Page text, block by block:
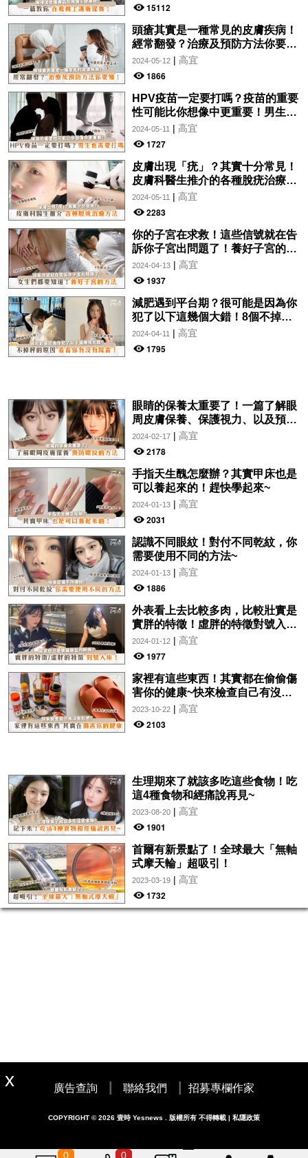
15112
頭瘡其實是一種常見的皮膚疾病！
經常翻發？治療及預防方法你要
知！
2024-05-12| 高宜
1866
HPV疫苗一定要打嗎？疫苗的重要
性可能比你想像中更重要！男生也
需要打嗎？
2024-05-11 | 高宜
1727
皮膚出現「疣」？其實十分常見！
皮膚科醫生推介的各種脫疣治療方
法分析！讓你一文了解~
2024-05-11 | 高宜
2283
你的子宮在求救！這些信號就在告
訴你子宮出問題了！養好子宮的方
法，女生們都要知道！
2024-04-13| 高宜
1937
減肥遇到平台期？很可能是因為你
犯了以下這幾個大錯！8個不掉秤
的原因，看看你有沒有踩雷！
2024-04-11 | 高宜
1795
眼睛的保養太重要了！一篇了解眼
周皮膚保養、保護視力、以及預防
眼紋的方法~
2024-02-17| 高宜
2178
手指天生醜怎麼辦？其實甲床也是
可以養起來的！趕快學起來~
2024-01-13| 高宜
2031
認識不同眼紋！對付不同乾紋，你
需要使用不同的方法~
2024-01-13| 高宜
1886
外表看上去比較多肉，比較壯實是
實胖的特徵！虛胖的特徵對號入
座！
2024-01-12| 高宜
1977
家裡有這些東西！其實都在偷偷傷
害你的健康~快來檢查自己有沒有
犯吧！
2023-10-22| 高宜
2103
生理期來了就該多吃這些食物！吃
這4種食物和經痛說再見~
2023-08-20| 高宜
1901
首爾有新景點了！全球最大「無軸
式摩天輪」超吸引！
2023-03-19| 高宜
1732
廣告查詢 聯絡我們 招募專欄作家
COPYRIGHT © 2026 壹時 Yesnews . 版權所有 不得轉載 | 私隱政策
0 0